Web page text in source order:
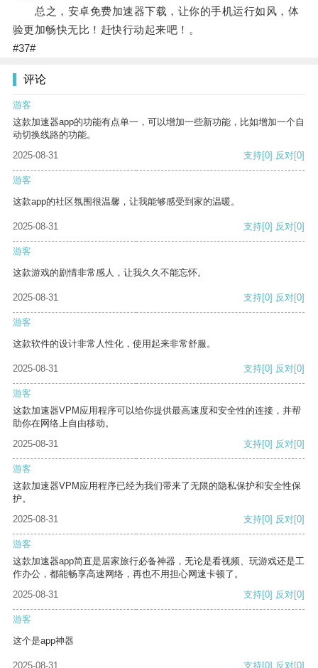
总之，安卓免费加速器下载，让你的手机运行如风，体
验更加畅快无比！赶快行动起来吧！。
#37#
评论
游客
这款加速器app的功能有点单一，可以增加一些新功能，比如增加一个自
动切换线路的功能。
2025-08-31
支持[0] 反对[0]
游客
这款app的社区氛围很温馨，让我能够感受到家的温暖。
2025-08-31 支持[0] 反对[0]
游客
这款游戏的剧情非常感人，让我久久不能忘怀。
2025-08-31 支持[0] 反对[0]
游客
这款软件的设计非常人性化，使用起来非常舒服。
2025-08-31 支持[0] 反对[0]
游客
这款加速器VPM应用程序可以给你提供最高速度和安全性的连接，并帮
助你在网络上自由移动。
2025-08-31
支持[0] 反对[0]
游客
这款加速器VPM应用程序已经为我们带来了无限的隐私保护和安全性保
护。
2025-08-31
支持[0] 反对[0]
游客
这款加速器app简直是居家旅行必备神器，无论是看视频、玩游戏还是工
作办公，都能畅享高速网络，再也不用担心网速卡顿了。
2025-08-31
支持[0] 反对[0]
游客
这个是app神器
2025-08-31 支持[0] 反对[0]